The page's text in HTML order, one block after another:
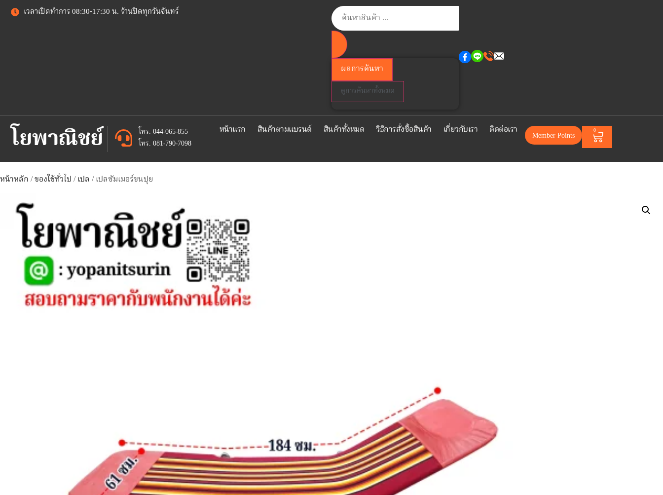
เวลาเปิดทำการ 08:30-17:30 น. ร้านปิดทุกวันจันทร์
ผลการค้นหา
ดูการค้นหาทั้งหมด
โยพาณิชย์
โทร. 044-065-855
โทร. 081-790-7098
หน้าแรก สินค้าตามแบรนด์ สินค้าทั้งหมด วิธีการสั่งซื้อสินค้า เกี่ยวกับเรา ติดต่อเรา Member Points 0
หน้าหลัก/ของใช้ทั่วไป/เปล / เปลซัมเมอร์ขนปุย